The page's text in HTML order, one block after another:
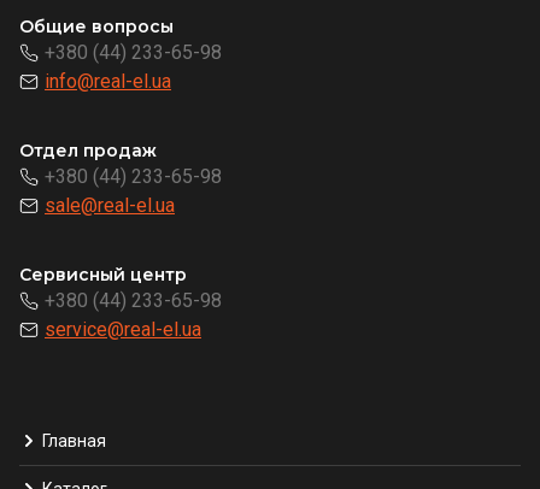
Общие вопросы
+380 (44) 233-65-98
info@real-el.ua
Отдел продаж
+380 (44) 233-65-98
sale@real-el.ua
Сервисный центр
+380 (44) 233-65-98
service@real-el.ua
Главная